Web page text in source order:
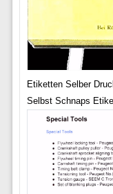
Etiketten Selber
Selbst Schnaps